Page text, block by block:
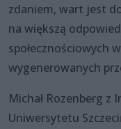
zdaniem, wart jest
na większą
społecznościowych
wygenerowanych
Michał Rozenberg
Uniwersytetu